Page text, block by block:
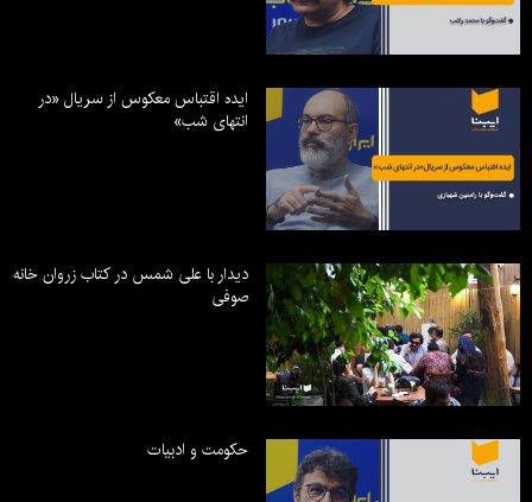
ایده اقتباس معکوس از سریال «در
انتهای شب»
دیدار با علی شمس در کتاب زروان خانه
صوفی
حکومت و ادبیات